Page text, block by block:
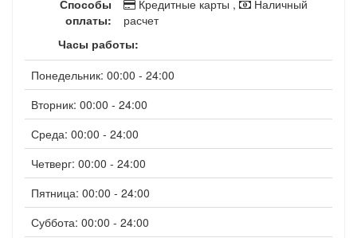
Способы
оплаты:
Кредитные карты ,
Наличный
расчет
Часы работы:
Понедельник: 00:00 - 24:00
Вторник: 00:00 - 24:00
Среда: 00:00 - 24:00
Четверг: 00:00 - 24:00
Пятница: 00:00 - 24:00
Суббота: 00:00 - 24:00